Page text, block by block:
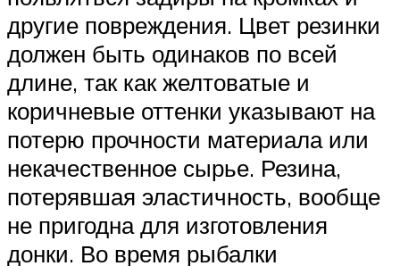
другие повреждения. Цвет резинки
должен быть одинаков по всей
длине, так как желтоватые и
коричневые оттенки указывают на
потерю прочности материала или
некачественное сырье. Резина,
потерявшая эластичность, вообще
не пригодна для изготовления
донки. Во время рыбалки